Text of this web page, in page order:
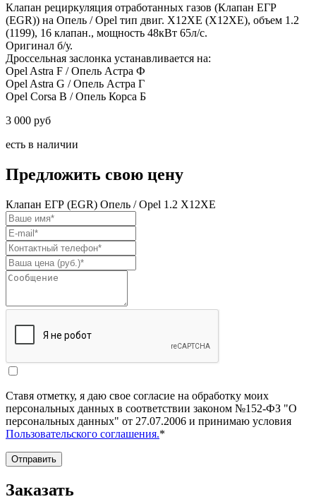
Клапан рециркуляция отработанных газов (Клапан ЕГР
(EGR)) на Опель / Opel тип двиг. X12XE (Х12ХЕ), объем 1.2
(1199), 16 клапан., мощность 48кВт 65л/с.
Оригинал б/у.
Дроссельная заслонка устанавливается на:
Opel Astra F / Опель Астра Ф
Opel Astra G / Опель Астра Г
Opel Corsa B / Опель Корса Б
3 000 руб
есть в наличии
Предложить свою цену
Клапан ЕГР (EGR) Опель / Opel 1.2 X12XE
Ставя отметку, я даю свое согласие на обработку моих
персональных данных в соответствии законом №152-ФЗ "О
персональных данных" от 27.07.2006 и принимаю условия
Пользовательского соглашения.*
Отправить
Заказать